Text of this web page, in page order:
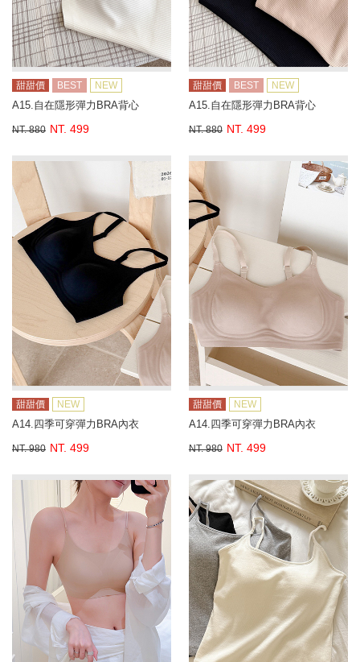
甜甜價 BEST NEW
A15.自在隱形彈力BRA背心
NT. 880 NT. 499
甜甜價 BEST NEW
A15.自在隱形彈力BRA背心
NT. 880 NT. 499
甜甜價 NEW
A14.四季可穿彈力BRA內衣
NT. 980 NT. 499
甜甜價 NEW
A14.四季可穿彈力BRA內衣
NT. 980 NT. 499